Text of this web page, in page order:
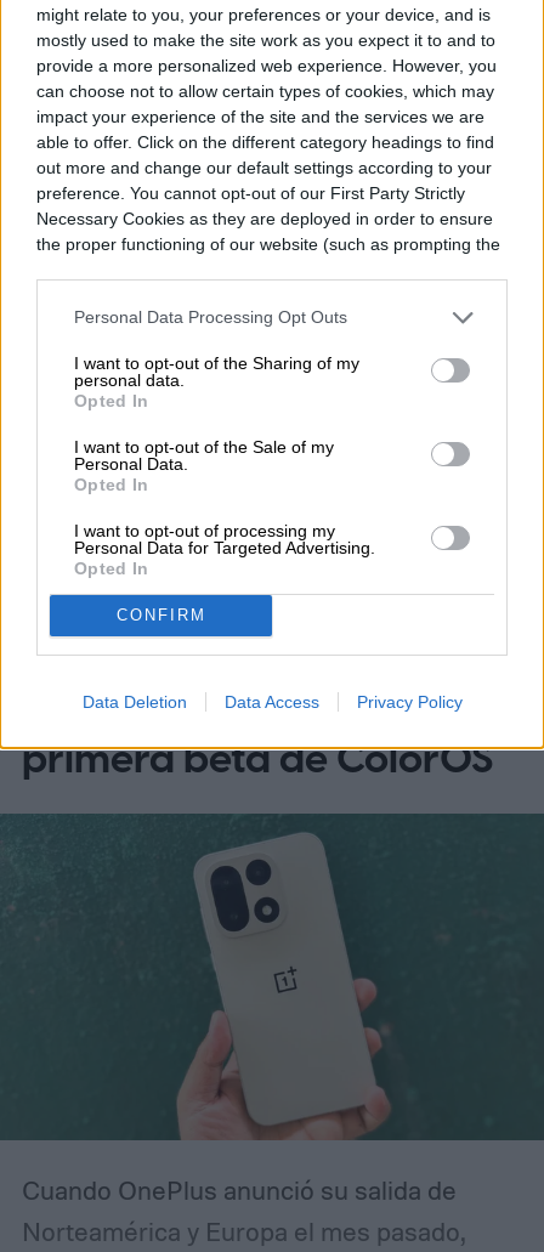
might relate to you, your preferences or your device, and is
mostly used to make the site work as you expect it to and to
provide a more personalized web experience. However, you
can choose not to allow certain types of cookies, which may
impact your experience of the site and the services we are
able to offer. Click on the different category headings to find
out more and change our default settings according to your
preference. You cannot opt-out of our First Party Strictly
Necessary Cookies as they are deployed in order to ensure
the proper functioning of our website (such as prompting the
Personal Data Processing Opt Outs
I want to opt-out of the Sharing of my
personal data.
Opted In
I want to opt-out of the Sale of my
Personal Data.
Opted In
I want to opt-out of processing my
Personal Data for Targeted Advertising.
Opted In
CONFIRM
Data Deletion Data Access Privacy Policy
Diego Bastarrica
Senior Editor
Diego Bastarrica es Senior Editor y Head of
Content en Digital Trends en Español,
donde lidera la estrategia editorial, SEO…
Topics
NoticiasHomepage
TELEFONÍA CELULAR
OnePlus anuncia su
primera beta de ColorOS
Cuando OnePlus anunció su salida de
Norteamérica y Europa el mes pasado,